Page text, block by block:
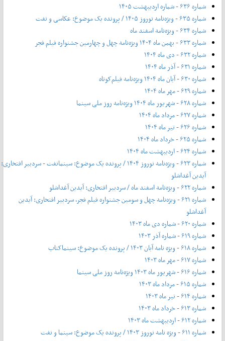
شماره ۶۳۶ - شماره اردیبهشت ۱۴۰۵
شماره ۶۳۵ - ویژه‌نامه نوروز ۱۴۰۵ / پرونده یک موضوع: عکاسی و نفت
شماره ۶۳۴ - ویژه‌نامه اسفند ماه
شماره ۶۳۳ - بهمن ماه ۱۴۰۴ ویژه‌نامه چهل‌ و‌ چهارمین جشنواره فیلم فجر
شماره ۶۳۲ - دی ماه ۱۴۰۴
شماره ۶۳۱ - آذر ماه ۱۴۰۴
شماره ۶۳۰ - آبان ماه ۱۴۰۴ ویژه‌نامه فیلم‌کوتاه
شماره ۶۲۹ - مهر ماه ۱۴۰۴
شماره ۶۲۸ - شهریور ماه ۱۴۰۴ ویژه‌نامه روز ملی سینما
شماره ۶۲۷ - مرداد ماه ۱۴۰۴
شماره ۶۲۶ - تیر ماه ۱۴۰۴
شماره ۶۲۵ - خرداد ماه ۱۴۰۴
شماره ۶۲۴ - اردیبهشت ماه ۱۴۰۴
شماره ۶۲۳ - ویژه‌نامه نوروز ۱۴۰۴ / پرونده یک موضوع: سینمانفت - سردبیر افتخاری:
آیدین آغداشلو
شماره ۶۲۲ - ویژه‌نامه اسفند ماه / سردبیر افتخاری: آیدین آغداشلو
شماره ۶۲۱ - ویژه‌نامه چهل‌ و‌ سومین جشنواره فیلم فجر، سردبیر افتخاری: آیدین
آغداشلو
شماره ۶۲۰ - شماره دی ماه ۱۴۰۳
شماره ۶۱۹ - شماره آذر ۱۴۰۳
شماره ۶۱۸ - ویژه نامه آبان ۱۴۰۳ / پرونده یک موضوع: سینماکتاب
شماره ۶۱۷ - مهر ماه ۱۴۰۳
شماره ۶۱۶ - شهریور ماه ۱۴۰۳ ویژه‌نامه روز ملی سینما
شماره ۶۱۵ - مرداد ماه ۱۴۰۳
شماره ۶۱۴ - تیر ماه ۱۴۰۳
شماره ۶۱۳ - خرداد ماه ۱۴۰۳
شماره ۶۱۲ - اردیبهشت ماه ۱۴۰۳
شماره ۶۱۱ - ویژه نامه نوروز ۱۴۰۳ / پرونده یک موضوع: سینما و نفت